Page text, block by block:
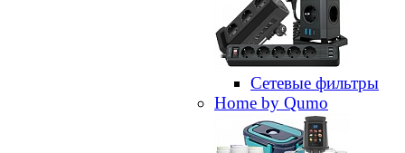
Сетевые фильтры
Home by Qumo